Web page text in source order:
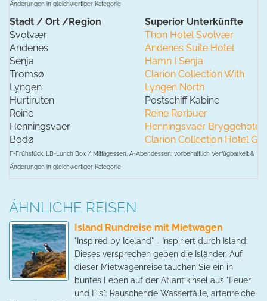
Änderungen in gleichwertiger Kategorie
Stadt / Ort /Region
Superior Unterkünfte
Svolvær
Thon Hotel Svolvær
Andenes
Andenes Suite Hotel
Senja
Hamn I Senja
Tromsø
Clarion Collection With
Lyngen
Lyngen North
Hurtiruten
Postschiff Kabine
Reine
Reine Rorbuer
Henningsvaer
Henningsvaer Bryggehotell
Bodø
Clarion Collection Hotel
F=Frühstück, LB=Lunch Box / Mittagessen, A=Abendessen; vorbehaltlich Verfügbarkeit &
Änderungen in gleichwertiger Kategorie
ÄHNLICHE REISEN
Island Rundreise mit Mietwagen
"Inspired by Iceland" - Inspiriert durch Island:
Dieses versprechen geben die Isländer. Auf
dieser Mietwagenreise tauchen Sie ein in
buntes Leben auf der Atlantikinsel aus "Feuer
und Eis": Rauschende Wasserfälle, artenreiche